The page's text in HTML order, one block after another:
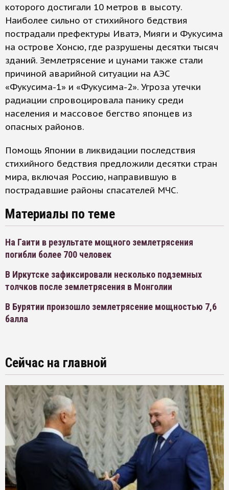
которого достигали 10 метров в высоту.
Наиболее сильно от стихийного бедствия
пострадали префектуры Иватэ, Мияги и Фукусима
на острове Хонсю, где разрушены десятки тысяч
зданий. Землетрясение и цунами также стали
причиной аварийной ситуации на АЭС
«Фукусима-1» и «Фукусима-2». Угроза утечки
радиации спровоцировала панику среди
населения и массовое бегство японцев из
опасных районов.
Помощь Японии в ликвидации последствия
стихийного бедствия предложили десятки стран
мира, включая Россию, направившую в
пострадавшие районы спасателей МЧС.
Материалы по теме
На Гаити в результате мощного землетрясения
погибли более 700 человек
В Иркутске зафиксировали несколько подземных
толчков после землетрясения в Монголии
В Бурятии произошло землетрясение мощностью 7,6
балла
Сейчас на главной